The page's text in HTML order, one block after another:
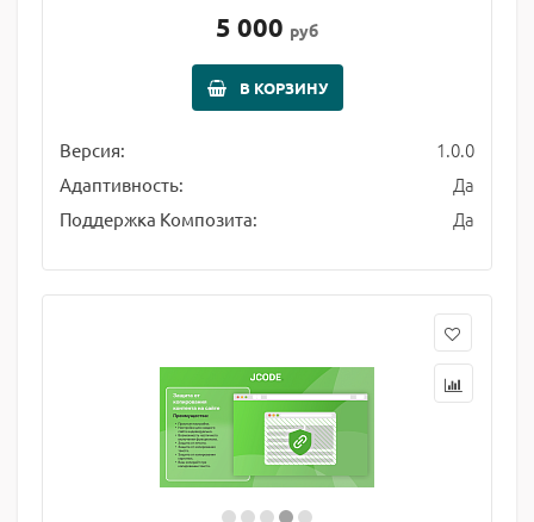
5 000 руб
В КОРЗИНУ
Версия: 1.0.0
Адаптивность: Да
Поддержка Композита: Да